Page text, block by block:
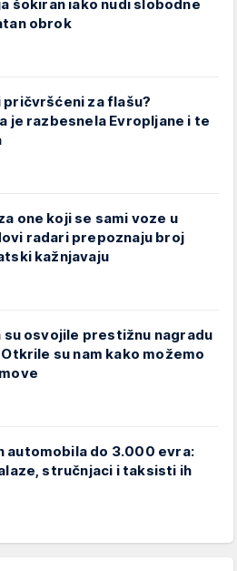
šokiran iako nudi slobodne
obrok
za flašu?
je razbesnela Evropljane i te
one koji se sami voze u
radari prepoznaju broj
kažnjavaju
su osvojile prestižnu nagradu
su nam kako možemo
automobila do 3.000 evra:
stručnjaci i taksisti ih